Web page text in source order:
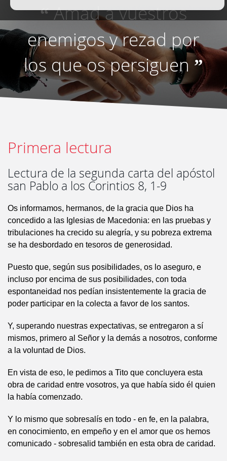
“Amad a vuestros
enemigos y rezad por
los que os persiguen ”
Primera lectura
Lectura de la segunda carta del apóstol
san Pablo a los Corintios 8, 1-9
Os informamos, hermanos, de la gracia que Dios ha
concedido a las Iglesias de Macedonia: en las pruebas y
tribulaciones ha crecido su alegría, y su pobreza extrema
se ha desbordado en tesoros de generosidad.
Puesto que, según sus posibilidades, os lo aseguro, e
incluso por encima de sus posibilidades, con toda
espontaneidad nos pedían insistentemente la gracia de
poder participar en la colecta a favor de los santos.
Y, superando nuestras expectativas, se entregaron a sí
mismos, primero al Señor y la demás a nosotros, conforme
a la voluntad de Dios.
En vista de eso, le pedimos a Tito que concluyera esta
obra de caridad entre vosotros, ya que había sido él quien
la había comenzado.
Y lo mismo que sobresalís en todo - en fe, en la palabra,
en conocimiento, en empeño y en el amor que os hemos
comunicado - sobresalid también en esta obra de caridad.